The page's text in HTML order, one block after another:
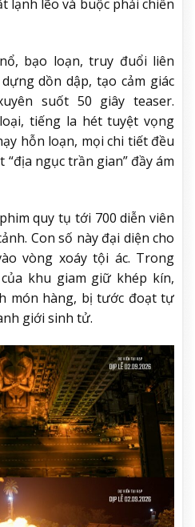
lạnh lẽo và buộc phải chiến
bạo loạn, truy đuổi liên
dồn dập, tạo cảm giác
suốt 50 giây teaser.
tiếng la hét tuyệt vọng
hỗn loạn, mọi chi tiết đều
ngục trần gian” đầy ám
quy tụ tới 700 diễn viên
Con số này đại diện cho
vòng xoáy tội ác. Trong
khu giam giữ khép kín,
món hàng, bị tước đoạt tự
giới sinh tử.